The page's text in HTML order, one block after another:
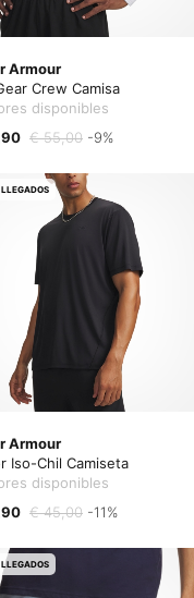
Armour
Crew Camisa
disponibles
€ 55,00 -9%
Armour
Iso-Chil Camiseta
disponibles
€ 45,00 -11%
LLEGADOS
LLEGADOS